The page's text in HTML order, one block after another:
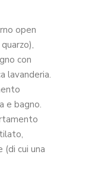
open
con
lavanderia.
e bagno.
(di cui una